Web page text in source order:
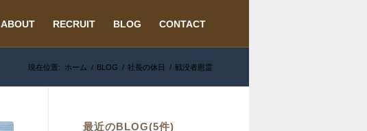
ABOUT RECRUIT BLOG CONTACT
現在位置: ホーム / BLOG / 社長の休日 / 戦没者慰霊
最近のBLOG(5件)